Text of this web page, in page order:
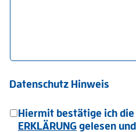
Datenschutz Hinweis
Hiermit bestätige ich die
ERKLÄRUNG gelesen